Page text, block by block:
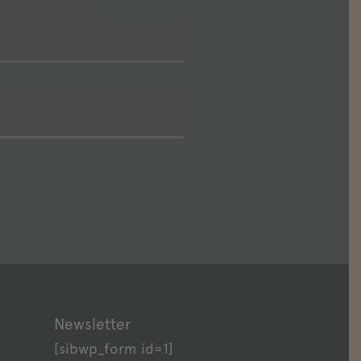
Newsletter
[sibwp_form id=1]